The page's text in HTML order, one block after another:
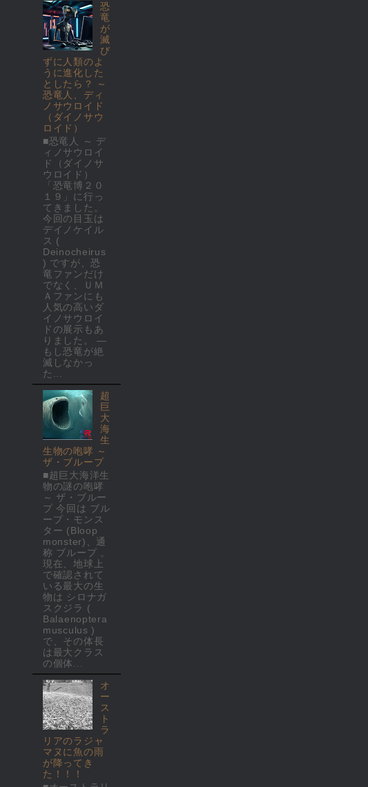
恐
竜
が
滅
び
ずに人類のよ
うに進化した
としたら？ ～
恐竜人、ディ
ノサウロイド
（ダイノサウ
ロイド）
■恐竜人 ～ デ
ィノサウロイ
ド（ダイノサ
ウロイド）
「恐竜博２０
１９」に行っ
てきました。
今回の目玉は
デイノケイル
ス (
Deinocheirus
) ですが、恐
竜ファンだけ
でなく、ＵＭ
Ａファンにも
人気の高いダ
イノサウロイ
ドの展示もあ
りました。 ―
もし恐竜が絶
滅しなかっ
た...
超
巨
大
海
生
生物の咆哮 ～
ザ・ブループ
■超巨大海洋生
物の謎の咆哮
～ ザ・ブルー
プ 今回は ブル
ープ・モンス
ター (Bloop
monster)、通
称 ブループ 。
現在、地球上
で確認されて
いる最大の生
物は シロナガ
スクジラ (
Balaenoptera
musculus )
で、その体長
は最大クラス
の個体...
オ
ー
ス
ト
ラ
リアのラジャ
マヌに魚の雨
が降ってき
た！！！